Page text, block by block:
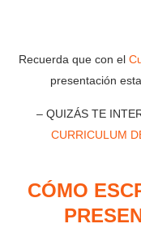
Recuerda que con el
presentación
– QUIZÁS TE
CURRICULUM
CÓMO